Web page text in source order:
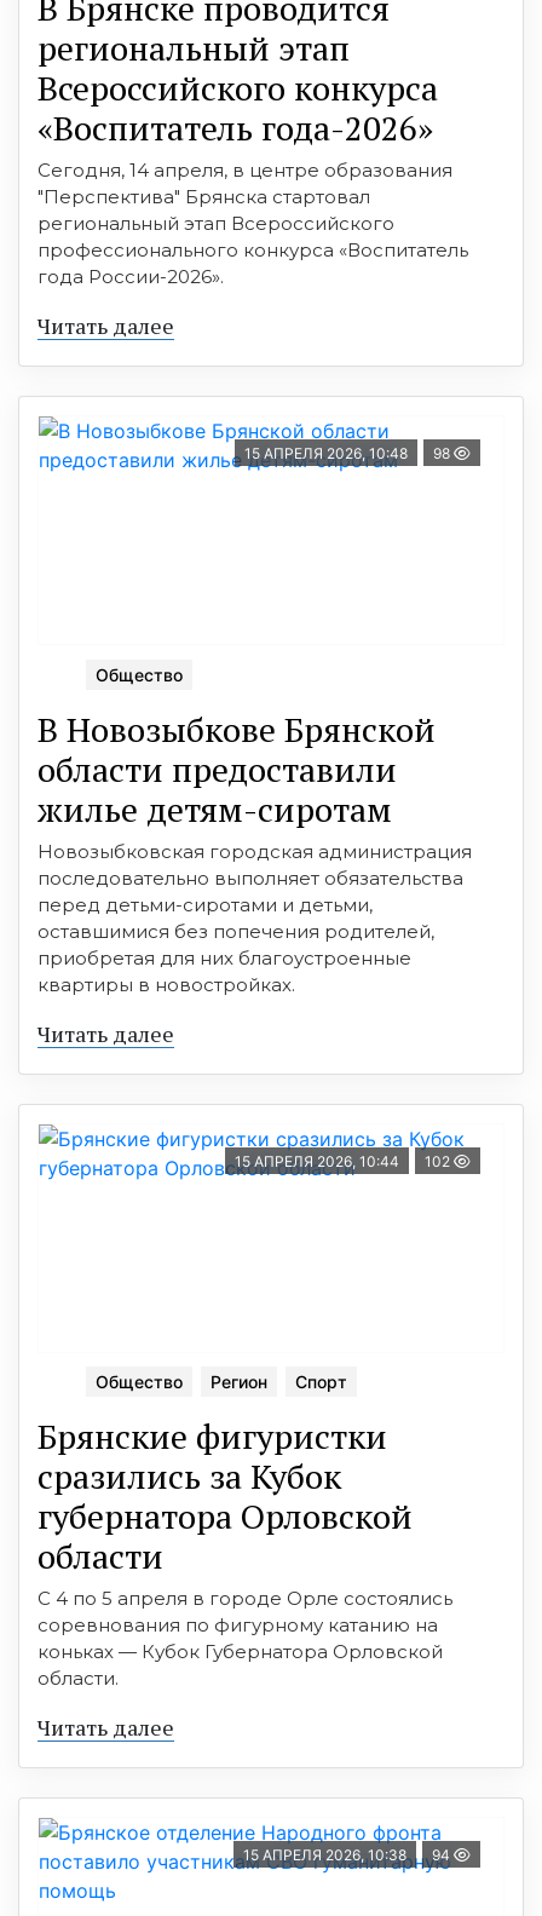
региональный этап
Всероссийского конкурса
«Воспитатель года-2026»
Сегодня, 14 апреля, в центре образования
"Перспектива" Брянска стартовал
региональный этап Всероссийского
профессионального конкурса «Воспитатель
года России-2026».
Читать далее
15 АПРЕЛЯ 2026, 10:48 98
Общество
В Новозыбкове Брянской
области предоставили
жилье детям-сиротам
Новозыбковская городская администрация
последовательно выполняет обязательства
перед детьми-сиротами и детьми,
оставшимися без попечения родителей,
приобретая для них благоустроенные
квартиры в новостройках.
Читать далее
15 АПРЕЛЯ 2026, 10:44 102
Общество Регион Спорт
Брянские фигуристки
сразились за Кубок
губернатора Орловской
области
С 4 по 5 апреля в городе Орле состоялись
соревнования по фигурному катанию на
коньках — Кубок Губернатора Орловской
области.
Читать далее
15 АПРЕЛЯ 2026, 10:38 94